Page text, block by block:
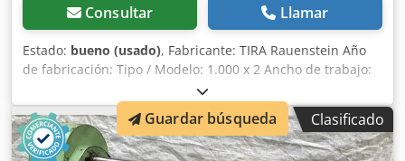
Consultar Llamar
Estado: bueno (usado), Fabricante: TIRA Rauenstein Año
de fabricación: Tipo / Modelo: 1.000 x 2 Ancho de trabajo:
1.050 mm Espesor del material: 2 mm Espesor de material
(metales no ferrosos/hilo): 5 mm Diámetro del rodillo: 63
mm Chodpfeyl Ih Ssx Ac Uja Diámetro del rodillo delantero
inferior: 30 mm Superficie de apoyo: 1.450 x 370 mm
Clasificado
Guardar búsqueda